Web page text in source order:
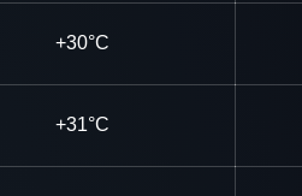
+30°C
+31°C